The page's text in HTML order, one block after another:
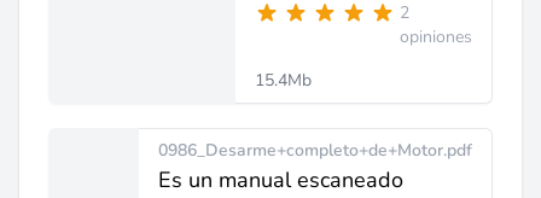
2
opiniones
15.4Mb
0986_Desarme+completo+de+Motor.pdf
Es un manual escaneado